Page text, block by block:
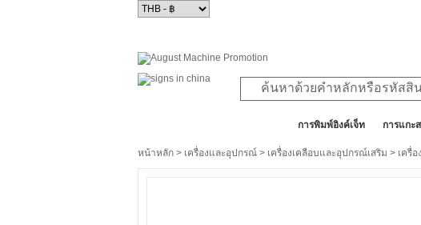
การพิมพ์อิงค์เจ็ท การแกะ
หน้าหลัก > เครื่องและอุปกรณ์ > เครื่องเคลือบและอุปกรณ์เสริม > เครื่อ